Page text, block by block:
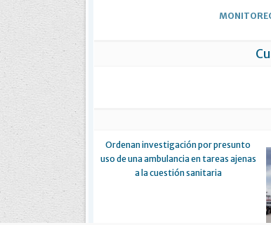
Ordenan investigación por presunto
uso de una ambulancia en tareas ajenas
a la cuestión sanitaria